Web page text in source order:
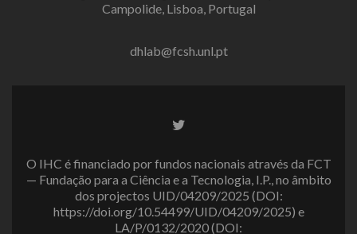
Campolide, Lisboa, Portugal
dhlab@fcsh.unl.pt
Twitter
O IHC é financiado por fundos nacionais através da FCT
— Fundação para a Ciência e a Tecnologia, I.P., no âmbito
dos projectos UID/04209/2025 (DOI:
https://doi.org/10.54499/UID/04209/2025) e
LA/P/0132/2020 (DOI: